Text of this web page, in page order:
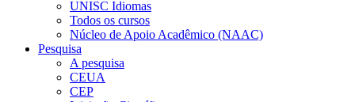
UNISC Idiomas
Todos os cursos
Núcleo de Apoio Acadêmico (NAAC)
Pesquisa
A pesquisa
CEUA
CEP